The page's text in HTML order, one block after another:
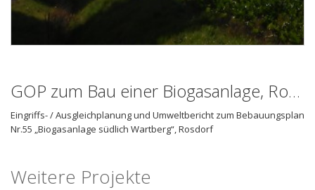
GOP zum Bau einer Biogasanlage, Rosdorf
Eingriffs- / Ausgleichplanung und Umweltbericht zum Bebauungsplan
Nr.55 „Biogasanlage südlich Wartberg“, Rosdorf
Weitere Projekte